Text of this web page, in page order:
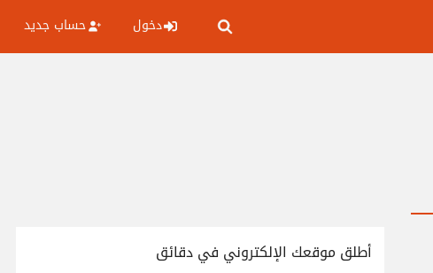
دخول حساب جديد
أطلق موقعك الإلكتروني في دقائق